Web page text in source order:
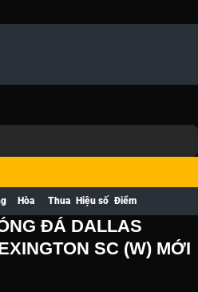
Hòa Thua Hiệu số Điểm
ĐÁ DALLAS
SC (W) MỚI